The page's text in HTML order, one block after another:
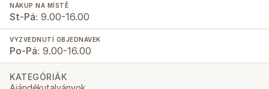
NÁKUP NA MÍSTĚ
St-Pá: 9.00-16.00
VYZVEDNUTÍ OBJEDNÁVEK
Po-Pá: 9.00-16.00
KATEGÓRIÁK